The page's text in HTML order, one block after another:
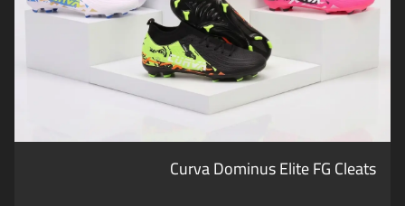
Curva Dominus Elite FG Cleats